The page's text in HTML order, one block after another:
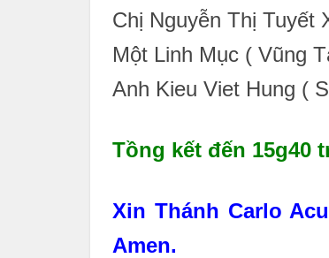
Chị Nguyễn Thị Tuyết
Một Linh Mục ( Vũng
Anh Kieu Viet Hung (
Tồng kết đến 15g40
Xin Thánh Carlo
Amen.